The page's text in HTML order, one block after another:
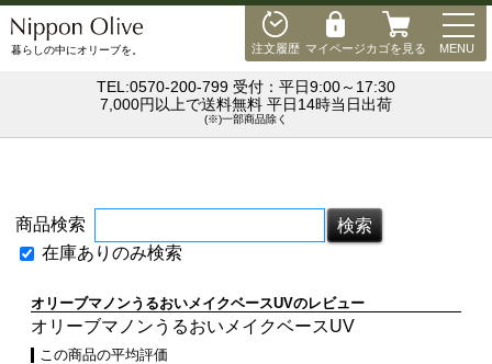
注文履歴 マイページカゴを見る MENU
暮らしの中にオリーブを。
TEL:0570-200-799 受付：平日9:00～17:30
7,000円以上で送料無料 平日14時当日出荷
(※)一部商品除く
商品検索
在庫ありのみ検索
オリーブマノンうるおいメイクベースUVのレビュー
オリーブマノンうるおいメイクベースUV
この商品の平均評価